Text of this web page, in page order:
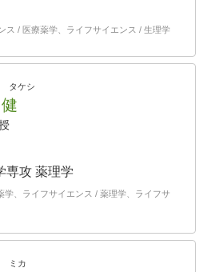
ス / 医療薬学、ライフサイエンス / 生理学
タケシ
専攻 薬理学
学、ライフサイエンス / 薬理学、ライフサ
ミカ